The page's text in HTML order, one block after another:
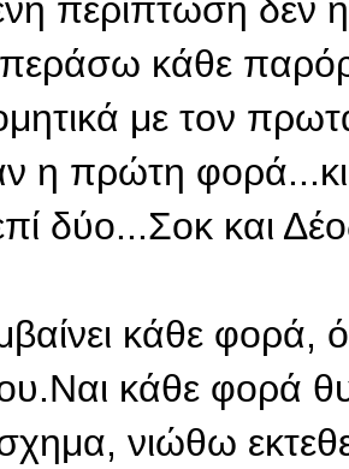
περίπτωση
κάθε
με τον
η πρώτη
δύο...Σοκ και
κάθε φορά,
κάθε φορά
νιώθω